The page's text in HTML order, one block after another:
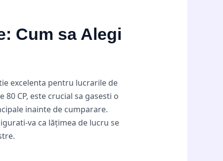
Cum sa Alegi
excelenta pentru lucrarile de
CP, este crucial sa gasesti o
inainte de cumparare.
va ca lățimea de lucru se